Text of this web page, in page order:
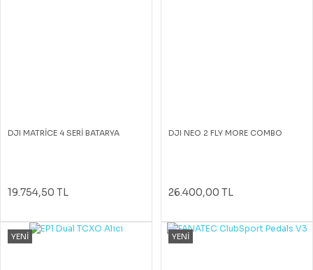
DJI MATRİCE 4 SERİ BATARYA
19.754,50 TL
DJI NEO 2 FLY MORE COMBO
26.400,00 TL
YENİ YENİ